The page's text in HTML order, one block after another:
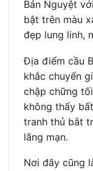
Bán Nguyệt
bật trên màu
đẹp lung linh,
Địa điểm cầu
khắc chuyển
chập chững
không thấy
tranh thủ bắt
lãng mạn.
Nơi đây cũng